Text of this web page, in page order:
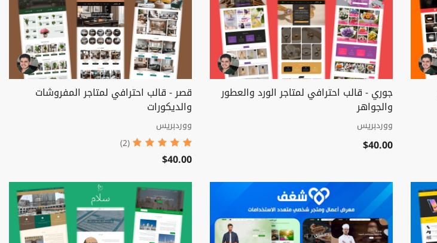
جوري - قالب احترافي لمتاجر الورد والعطور
والجواهر
ووردبريس
$40.00
قصر - قالب احترافي لمتاجر المفروشات
والديكورات
ووردبريس
(2)
$40.00